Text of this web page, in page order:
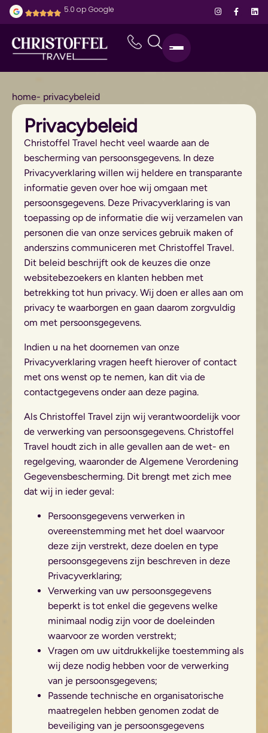
5.0 op Google
home- privacybeleid
Privacybeleid
Christoffel Travel hecht veel waarde aan de
bescherming van persoonsgegevens. In deze
Privacyverklaring willen wij heldere en transparante
informatie geven over hoe wij omgaan met
persoonsgegevens. Deze Privacyverklaring is van
toepassing op de informatie die wij verzamelen van
personen die van onze services gebruik maken of
anderszins communiceren met Christoffel Travel.
Dit beleid beschrijft ook de keuzes die onze
websitebezoekers en klanten hebben met
betrekking tot hun privacy. Wij doen er alles aan om
privacy te waarborgen en gaan daarom zorgvuldig
om met persoonsgegevens.
Indien u na het doornemen van onze
Privacyverklaring vragen heeft hierover of contact
met ons wenst op te nemen, kan dit via de
contactgegevens onder aan deze pagina.
Als Christoffel Travel zijn wij verantwoordelijk voor
de verwerking van persoonsgegevens. Christoffel
Travel houdt zich in alle gevallen aan de wet- en
regelgeving, waaronder de Algemene Verordening
Gegevensbescherming. Dit brengt met zich mee
dat wij in ieder geval:
Persoonsgegevens verwerken in
overeenstemming met het doel waarvoor
deze zijn verstrekt, deze doelen en type
persoonsgegevens zijn beschreven in deze
Privacyverklaring;
Verwerking van uw persoonsgegevens
beperkt is tot enkel die gegevens welke
minimaal nodig zijn voor de doeleinden
waarvoor ze worden verstrekt;
Vragen om uw uitdrukkelijke toestemming als
wij deze nodig hebben voor de verwerking
van je persoonsgegevens;
Passende technische en organisatorische
maatregelen hebben genomen zodat de
beveiliging van je persoonsgegevens